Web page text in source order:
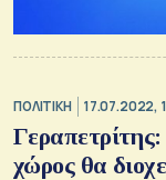
ΠΟΛΙΤΙΚΗ 17.07.2022,
χώρος θα